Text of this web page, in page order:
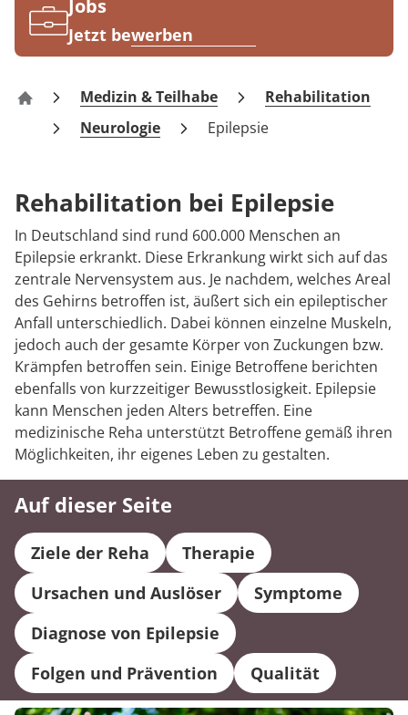
Jobs
Jetzt bewerben
MEDIAN Kliniken
Medizin & Teilhabe
Rehabilitation
Neurologie
Epilepsie
Rehabilitation bei Epilepsie
In Deutschland sind rund 600.000 Menschen an
Epilepsie erkrankt. Diese Erkrankung wirkt sich auf das
zentrale Nervensystem aus. Je nachdem, welches Areal
des Gehirns betroffen ist, äußert sich ein epileptischer
Anfall unterschiedlich. Dabei können einzelne Muskeln,
jedoch auch der gesamte Körper von Zuckungen bzw.
Krämpfen betroffen sein. Einige Betroffene berichten
ebenfalls von kurzzeitiger Bewusstlosigkeit. Epilepsie
kann Menschen jeden Alters betreffen. Eine
medizinische Reha unterstützt Betroffene gemäß ihren
Möglichkeiten, ihr eigenes Leben zu gestalten.
Auf dieser Seite
Ziele der Reha
Therapie
Ursachen und Auslöser
Symptome
Diagnose von Epilepsie
Folgen und Prävention
Qualität